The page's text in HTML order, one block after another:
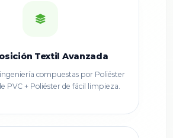
Textil Avanzada
ingeniería compuestas por Poliéster
PVC + Poliéster de fácil limpieza.